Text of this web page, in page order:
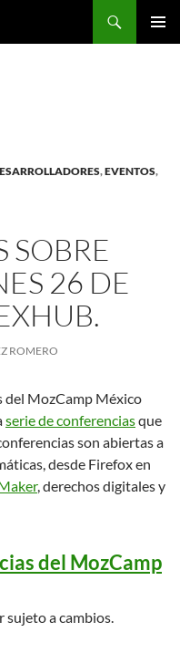
,EVENTOS,
SOBRE
26 DE
ROMERO
del MozCamp México
serie de conferenciasque
son abiertas a
desde Firefox en
, derechos digitales y
del MozCamp
sujeto a cambios.